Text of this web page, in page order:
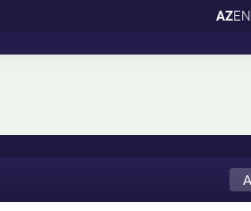
AZEN